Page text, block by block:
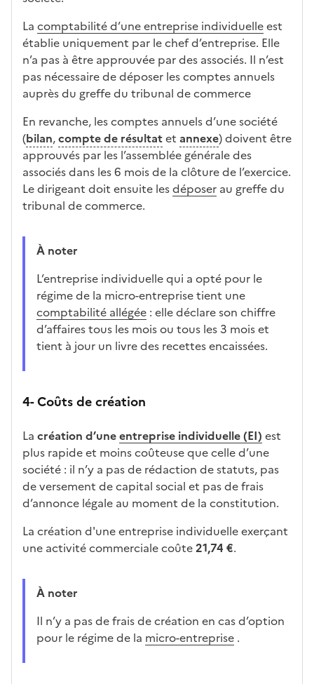
La comptabilité d’une entreprise individuelleest
établie uniquement par le chef d’entreprise. Elle
n’a pas à être approuvée par des associés. Il n’est
pas nécessaire de déposer les comptes annuels
auprès du greffe du tribunal de commerce
En revanche, les comptes annuels d’une société
(bilan,compte de résultatet annexe) doivent être
approuvés par les l’assemblée générale des
associés dans les 6 mois de la clôture de l’exercice.
Le dirigeant doit ensuite lesdéposer au greffe du
tribunal de commerce.
À noter
L’entreprise individuelle qui a opté pour le
régime de la micro-entreprise tient une
comptabilité allégée : elle déclare son chiffre
d’affaires tous les mois ou tous les 3 mois et
tient à jour un livre des recettes encaissées.
4- Coûts de création
La création d’uneentreprise individuelle (EI) est
plus rapide et moins coûteuse que celle d’une
société : il n’y a pas de rédaction de statuts, pas
de versement de capital social et pas de frais
d’annonce légale au moment de la constitution.
La création d'une entreprise individuelle exerçant
une activité commerciale coûte21,74 €.
À noter
Il n’y a pas de frais de création en cas d’option
pour le régime de la micro-entreprise .